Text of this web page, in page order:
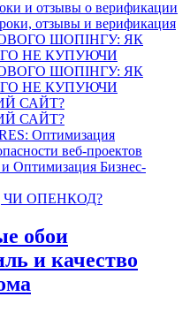
и отзывы о верификации
отзывы и верификация
ШОПІНГУ: ЯК
НЕ КУПУЮЧИ
ШОПІНГУ: ЯК
НЕ КУПУЮЧИ
САЙТ?
САЙТ?
Оптимизация
веб-проектов
Оптимизация Бизнес-
ОПЕНКОД?
обои
и качество